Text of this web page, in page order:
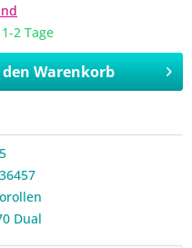
2 Tage
Warenkorb
Dual